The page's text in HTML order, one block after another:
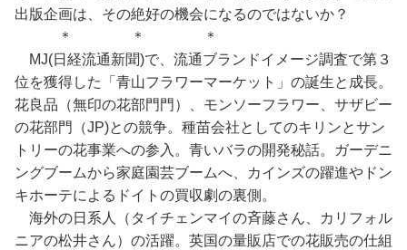
出版企画は、その絶好の機会になるのではないか？
＊ ＊ ＊
MJ(日経流通新聞)で、流通ブランドイメージ調査で第３
位を獲得した「青山フラワーマーケット」の誕生と成長。
花良品（無印の花部門門）、モンソーフラワー、サザビー
の花部門（JP)との競争。種苗会社としてのキリンとサン
トリーの花事業への参入。青いバラの開発秘話。ガーデニ
ングブームから家庭園芸ブームへ、カインズの躍進やドン
キホーテによるドイトの買収劇の裏側。
海外の日系人（タイチェンマイの斉藤さん、カリフォル
ニアの松井さん）の活躍。英国の量販店での花販売の仕組